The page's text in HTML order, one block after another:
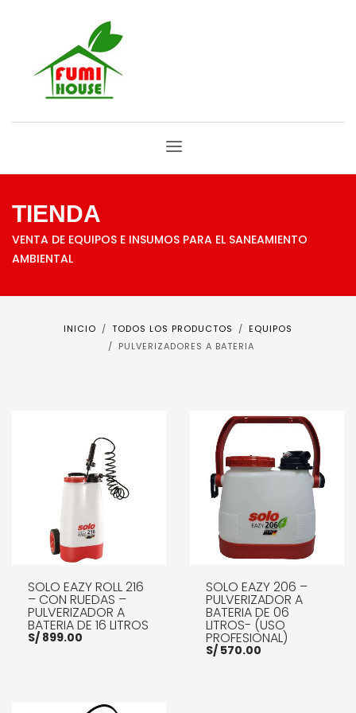
TIENDA
VENTA DE EQUIPOS E INSUMOS PARA EL SANEAMIENTO
AMBIENTAL
INICIO TODOS LOS PRODUCTOS
EQUIPOS
PULVERIZADORES A BATERIA
SOLO EAZY ROLL 216
– CON RUEDAS –
PULVERIZADOR A
BATERIA DE 16 LITROS
S/ 899.00
SOLO EAZY 206 –
PULVERIZADOR A
BATERIA DE 06
LITROS- (USO
PROFESIONAL)
S/ 570.00